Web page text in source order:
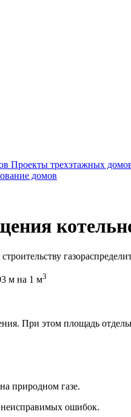
Проекты трехэтажных
домов
м на 1 м3
При этом площадь
природном газе.
неисправимых ошибок.